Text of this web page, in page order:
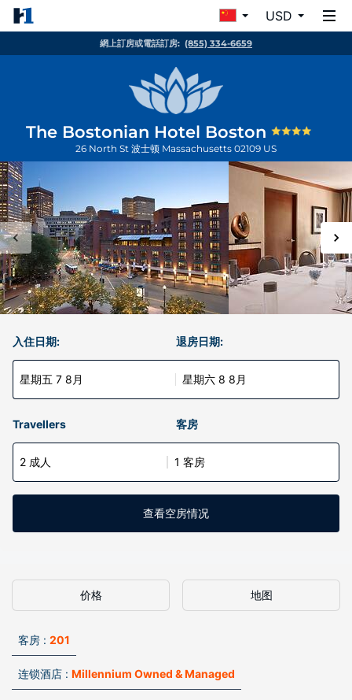
USD
網上訂房或電話訂房: (855) 334-6659
The Bostonian Hotel Boston
26 North St 波士顿 Massachusetts 02109 US
入住日期:
星期五 7 8月
退房日期:
星期六 8 8月
Travellers 客房
2 成人 1 客房
查看空房情况
价格 地图
客房 : 201
连锁酒店 : Millennium Owned & Managed